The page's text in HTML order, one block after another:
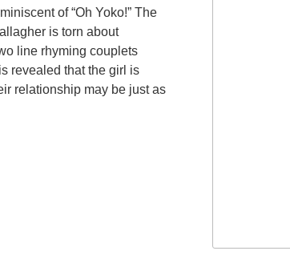
of “Oh Yoko!” The
is torn about
line rhyming couplets
revealed that the girl is
relationship may be just as